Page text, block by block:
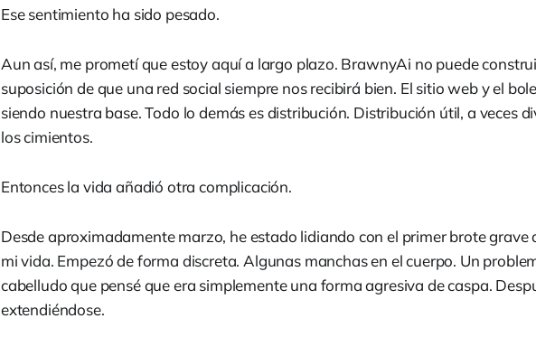
Ese sentimiento ha sido pesado.
Aun así, me prometí que estoy aquí a largo plazo. BrawnyAi no puede
suposición de que una red social siempre nos recibirá bien. El sitio web y el
siendo nuestra base. Todo lo demás es distribución. Distribución útil, a veces
los cimientos.
Entonces la vida añadió otra complicación.
Desde aproximadamente marzo, he estado lidiando con el primer brote grave
mi vida. Empezó de forma discreta. Algunas manchas en el cuerpo. Un
cabelludo que pensé que era simplemente una forma agresiva de caspa.
extendiéndose.